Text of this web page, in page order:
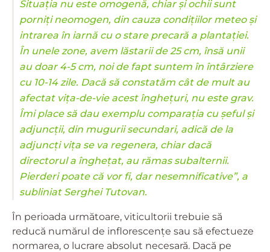
Situația nu este omogenă, chiar și ochii sunt
porniți neomogen, din cauza condițiilor meteo și
intrarea în iarnă cu o stare precară a plantației.
În unele zone, avem lăstarii de 25 cm, însă unii
au doar 4-5 cm, noi de fapt suntem în întârziere
cu 10-14 zile. Dacă să constatăm cât de mult au
afectat vița-de-vie acest înghețuri, nu este grav.
Îmi place să dau exemplu comparația cu șeful și
adjuncții, din mugurii secundari, adică de la
adjuncți vița se va regenera, chiar dacă
directorul a înghețat, au rămas subalternii.
Pierderi poate că vor fi, dar nesemnificative”, a
subliniat Serghei Tutovan.
În perioada următoare, viticultorii trebuie să
reducă numărul de inflorescenţe sau să efectueze
normarea, o lucrare absolut necesară. Dacă pe